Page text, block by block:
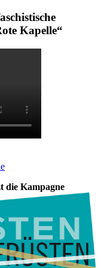
Kapelle“
e
die Kampagne